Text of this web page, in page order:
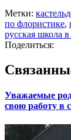
Метки:
по флористике,
русская школа
Поделиться:
Уважаемые
свою работу в